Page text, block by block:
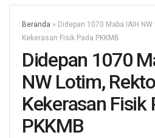
Beranda » Didepan 1070 Maba IAIH
Kekerasan Fisik Pada PKKMB
Didepan 1070
NW Lotim,
Kekerasan Fisik
PKKMB